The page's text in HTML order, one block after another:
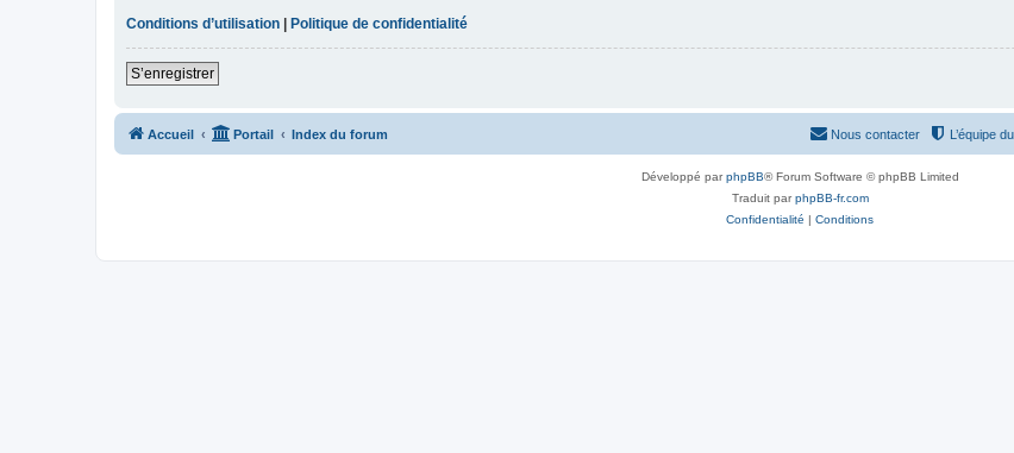
Conditions d’utilisation | Politique de confidentialité
S’enregistrer
Accueil Portail Index du forum L’équipe
Nous contacter
Développé parphpBB® Forum Software © phpBB Limited
Traduit parphpBB-fr.com
Confidentialité | Conditions